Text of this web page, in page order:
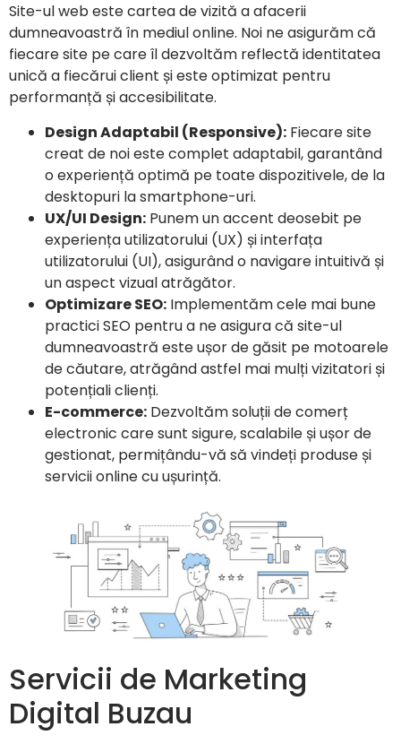
Site-ul web este cartea de vizită a afacerii
dumneavoastră în mediul online. Noi ne asigurăm că
fiecare site pe care îl dezvoltăm reflectă identitatea
unică a fiecărui client și este optimizat pentru
performanță și accesibilitate.
Design Adaptabil (Responsive): Fiecare site
creat de noi este complet adaptabil, garantând
o experiență optimă pe toate dispozitivele, de la
desktopuri la smartphone-uri.
UX/UI Design: Punem un accent deosebit pe
experiența utilizatorului (UX) și interfața
utilizatorului (UI), asigurând o navigare intuitivă și
un aspect vizual atrăgător.
Optimizare SEO: Implementăm cele mai bune
practici SEO pentru a ne asigura că site-ul
dumneavoastră este ușor de găsit pe motoarele
de căutare, atrăgând astfel mai mulți vizitatori și
potențiali clienți.
E-commerce: Dezvoltăm soluții de comerț
electronic care sunt sigure, scalabile și ușor de
gestionat, permițându-vă să vindeți produse și
servicii online cu ușurință.
Servicii de Marketing
Digital Buzau